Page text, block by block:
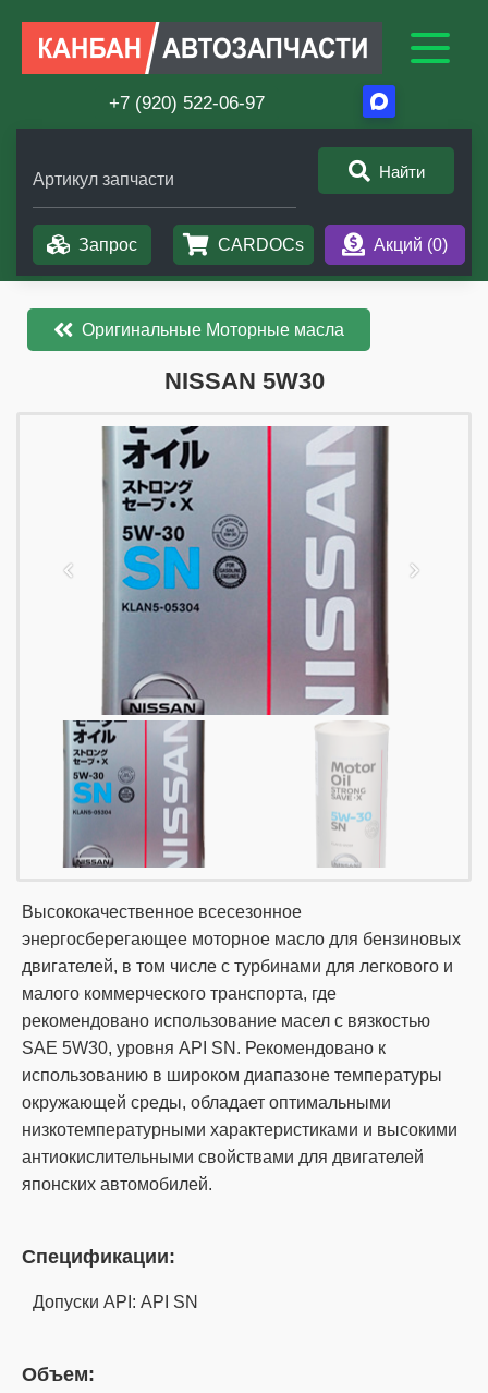
+7 (920) 522-06-97
Артикул запчасти Найти
Запрос CARDOCs Акций (0)
Оригинальные Моторные масла
​​​​NISSAN 5W30
Высококачественное всесезонное
энергосберегающее моторное масло для бензиновых
двигателей, в том числе с турбинами для легкового и
малого коммерческого транспорта, где
рекомендовано использование масел с вязкостью
SAE 5W30, уровня API SN. Рекомендовано к
использованию в широком диапазоне температуры
окружающей среды, обладает оптимальными
низкотемпературными характеристиками и высокими
антиокислительными свойствами для двигателей
японских автомобилей.
Спецификации:
Допуски API: API SN
Объем: